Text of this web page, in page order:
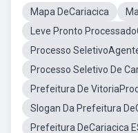
Mapa DeCariacica
Leve Pronto
Processo
Processo Seletivo De
Prefeitura De
Slogan Da Prefeitura
Prefeitura DeCariacica